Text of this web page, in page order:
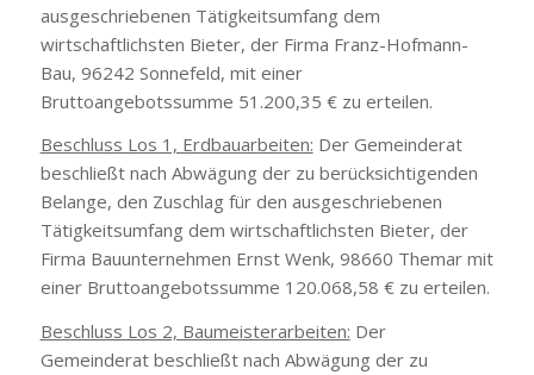
ausgeschriebenen Tätigkeitsumfang dem
wirtschaftlichsten Bieter, der Firma Franz-Hofmann-
Bau, 96242 Sonnefeld, mit einer
Bruttoangebotssumme 51.200,35 € zu erteilen.
Beschluss Los 1, Erdbauarbeiten: Der Gemeinderat
beschließt nach Abwägung der zu berücksichtigenden
Belange, den Zuschlag für den ausgeschriebenen
Tätigkeitsumfang dem wirtschaftlichsten Bieter, der
Firma Bauunternehmen Ernst Wenk, 98660 Themar mit
einer Bruttoangebotssumme 120.068,58 € zu erteilen.
Beschluss Los 2, Baumeisterarbeiten: Der
Gemeinderat beschließt nach Abwägung der zu